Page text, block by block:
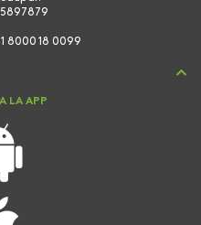
8000 18 0099
LA APP